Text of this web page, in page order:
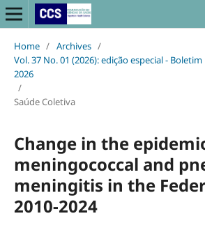
Home / Archives /
Vol. 37 No. 01 (2026): edição especial -
2026
/
Saúde Coletiva
Change in the
meningococcal and
meningitis in the
2010-2024